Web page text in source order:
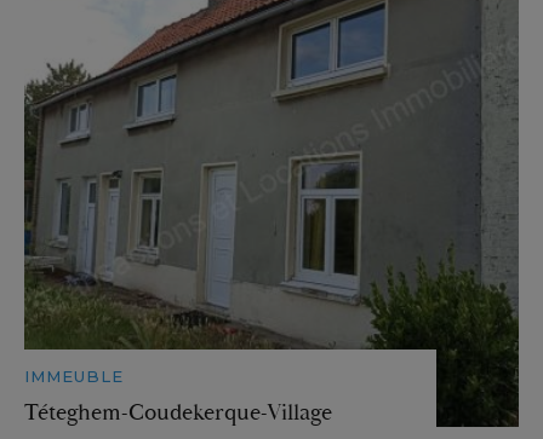
IMMEUBLE
Téteghem-Coudekerque-Village